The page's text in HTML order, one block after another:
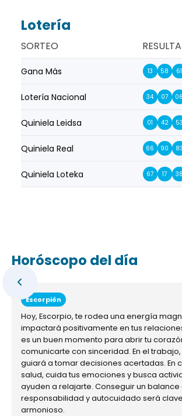
Lotería
SORTEO
Gana Más 13 58 61
Lotería Nacional 34 07 06
Quiniela Leidsa 01 42 53
Quiniela Real 66 90 83
Quiniela Loteka 67 17 38
Horóscopo del día
Escorpión
Hoy, Escorpio, te rodea una energía
impactará positivamente en tus
es un buen momento para abrir tu
comunicarte con sinceridad. En el
guiará a tomar decisiones acertadas. En
salud, cuida tus emociones y busca
ayuden a relajarte. Conseguir un balance
responsabilidad y autocuidado será
armonioso.